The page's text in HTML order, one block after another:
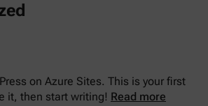
on Azure Sites. This is your first
it, then start writing! Read more